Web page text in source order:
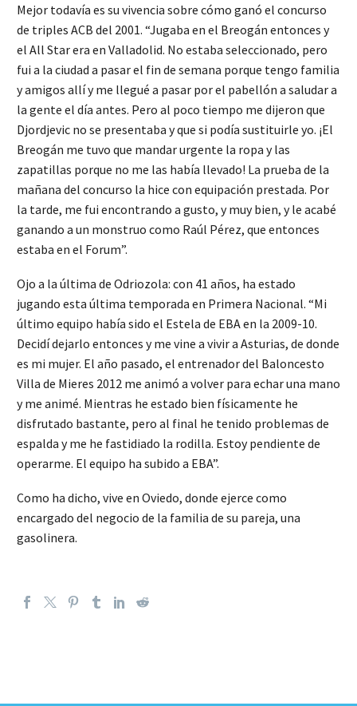
Mejor todavía es su vivencia sobre cómo ganó el concurso
de triples ACB del 2001. “Jugaba en el Breogán entonces y
el All Star era en Valladolid. No estaba seleccionado, pero
fui a la ciudad a pasar el fin de semana porque tengo familia
y amigos allí y me llegué a pasar por el pabellón a saludar a
la gente el día antes. Pero al poco tiempo me dijeron que
Djordjevic no se presentaba y que si podía sustituirle yo. ¡El
Breogán me tuvo que mandar urgente la ropa y las
zapatillas porque no me las había llevado! La prueba de la
mañana del concurso la hice con equipación prestada. Por
la tarde, me fui encontrando a gusto, y muy bien, y le acabé
ganando a un monstruo como Raúl Pérez, que entonces
estaba en el Forum”.
Ojo a la última de Odriozola: con 41 años, ha estado
jugando esta última temporada en Primera Nacional. “Mi
último equipo había sido el Estela de EBA en la 2009-10.
Decidí dejarlo entonces y me vine a vivir a Asturias, de donde
es mi mujer. El año pasado, el entrenador del Baloncesto
Villa de Mieres 2012 me animó a volver para echar una mano
y me animé. Mientras he estado bien físicamente he
disfrutado bastante, pero al final he tenido problemas de
espalda y me he fastidiado la rodilla. Estoy pendiente de
operarme. El equipo ha subido a EBA”.
Como ha dicho, vive en Oviedo, donde ejerce como
encargado del negocio de la familia de su pareja, una
gasolinera.